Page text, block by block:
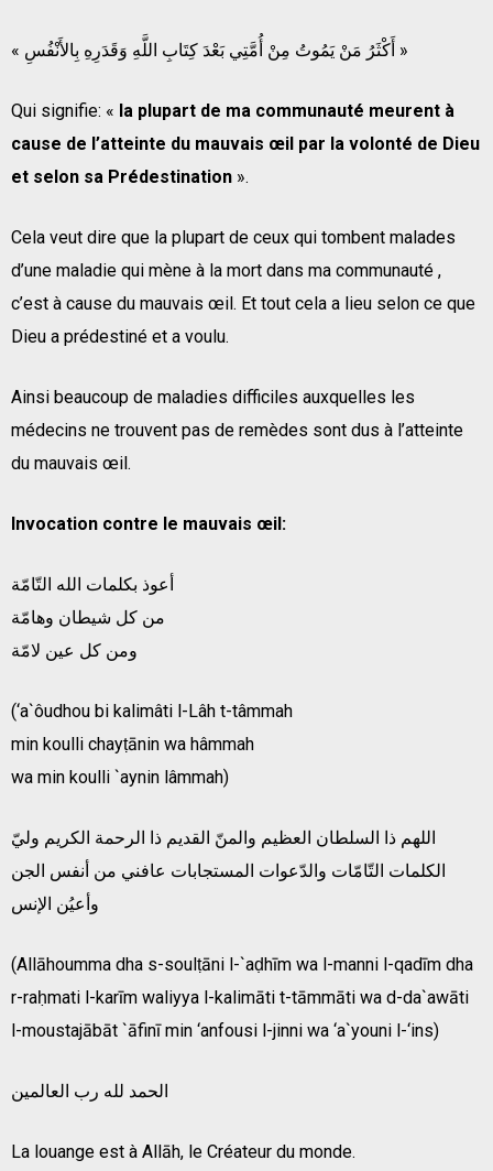
« أَكْثَرُ مَنْ يَمُوتُ مِنْ أُمَّتِي بَعْدَ كِتَابِ اللَّهِ وَقَدَرِهِ بِالأَنْفُسِ »
Qui signifie: « la plupart de ma communauté meurent à
cause de l’atteinte du mauvais œil par la volonté de Dieu
et selon sa Prédestination ».
Cela veut dire que la plupart de ceux qui tombent malades
d’une maladie qui mène à la mort dans ma communauté ,
c’est à cause du mauvais œil. Et tout cela a lieu selon ce que
Dieu a prédestiné et a voulu.
Ainsi beaucoup de maladies difficiles auxquelles les
médecins ne trouvent pas de remèdes sont dus à l’atteinte
du mauvais œil.
Invocation contre le mauvais œil:
أعوذ بكلمات الله التّامّة
من كل شيطان وهامّة
ومن كل عين لامّة
(‘a`ôudhou bi kalimâti l-Lâh t-tâmmah
min koulli chayṭānin wa hâmmah
wa min koulli `aynin lâmmah)
اللهم ذا السلطان العظيم والمنّ القديم ذا الرحمة الكريم وليّ
الكلمات التّامّات والدّعوات المستجابات عافني من أنفس الجن
وأعيُن الإنس
(Allāhoumma dha s-soulṭāni l-`aḍhīm wa l-manni l-qadīm dha
r-raḥmati l-karīm waliyya l-kalimāti t-tāmmāti wa d-da`awāti
l-moustajābāt `āfinī min ‘anfousi l-jinni wa ‘a`youni l-‘ins)
الحمد لله رب العالمين
La louange est à Allāh, le Créateur du monde.